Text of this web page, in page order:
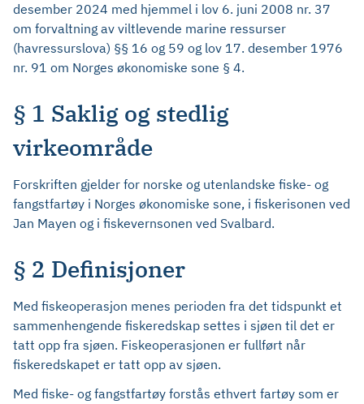
desember 2024 med hjemmel i lov 6. juni 2008 nr. 37
om forvaltning av viltlevende marine ressurser
(havressurslova) §§ 16 og 59 og lov 17. desember 1976
nr. 91 om Norges økonomiske sone § 4.
§ 1 Saklig og stedlig
virkeområde
Forskriften gjelder for norske og utenlandske fiske- og
fangstfartøy i Norges økonomiske sone, i fiskerisonen ved
Jan Mayen og i fiskevernsonen ved Svalbard.
§ 2 Definisjoner
Med fiskeoperasjon menes perioden fra det tidspunkt et
sammenhengende fiskeredskap settes i sjøen til det er
tatt opp fra sjøen. Fiskeoperasjonen er fullført når
fiskeredskapet er tatt opp av sjøen.
Med fiske- og fangstfartøy forstås ethvert fartøy som er